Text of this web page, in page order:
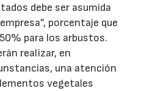
debe ser asumida
porcentaje que
para los arbustos.
realizar, en
una atención
vegetales